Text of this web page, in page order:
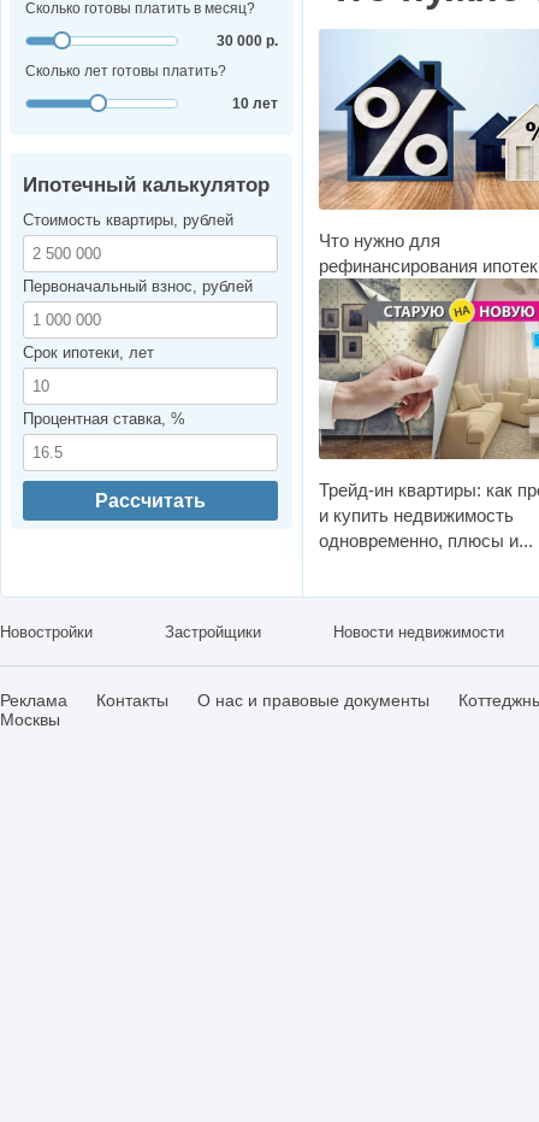
Что нужно для
рефинансирования
Трейд-ин квартиры: как
и купить недвижимость
одновременно, плюсы и...
Сколько готовы платить в месяц?
30 000 р.
Сколько лет готовы платить?
10 лет
Ипотечный калькулятор
Стоимость квартиры, рублей
Первоначальный взнос, рублей
Срок ипотеки, лет
Процентная ставка, %
Рассчитать
Новостройки Застройщики Новости недвижимости
Реклама Контакты О нас и правовые документы
Москвы